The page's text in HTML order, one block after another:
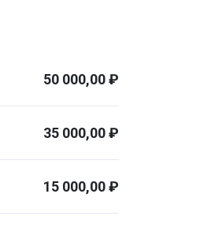
50 000,00 ₽
35 000,00 ₽
15 000,00 ₽